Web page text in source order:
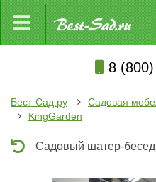
8
Бест-Сад.ру Садовая
KingGarden
Садовый шатер-